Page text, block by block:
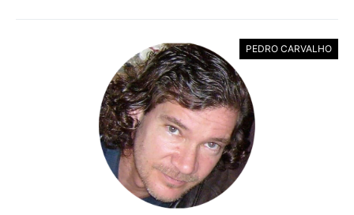
PEDRO CARVALHO